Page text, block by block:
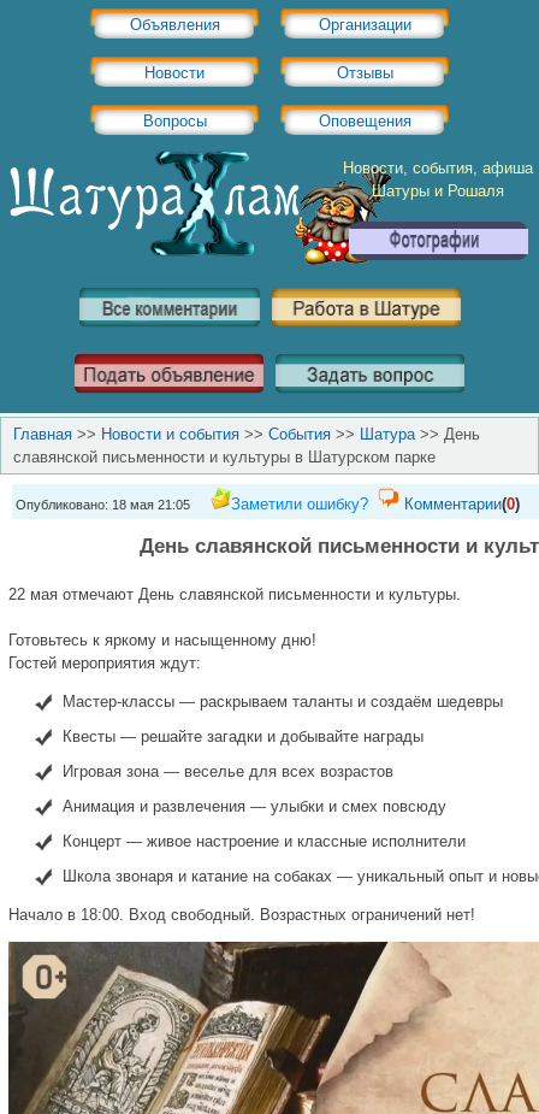
Объявления Организации
Новости Отзывы
Вопросы Оповещения
Новости, события, афиша
Шатуры и Рошаля
Главная >> Новости и события >> События >> Шатура>> День
славянской письменности и культуры в Шатурском парке
Опубликовано: 18 мая 21:05 Заметили ошибку? Комментарии(0)
День славянской письменности и
22 мая отмечают День славянской письменности и культуры.
Готовьтесь к яркому и насыщенному дню!
Гостей мероприятия ждут:
Мастер-классы — раскрываем таланты и создаём шедевры
Квесты — решайте загадки и добывайте награды
Игровая зона — веселье для всех возрастов
Анимация и развлечения — улыбки и смех повсюду
Концерт — живое настроение и классные исполнители
Школа звонаря и катание на собаках — уникальный опыт и
Начало в 18:00. Вход свободный. Возрастных ограничений нет!